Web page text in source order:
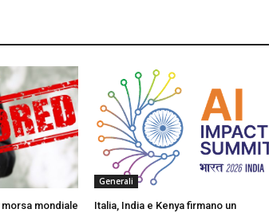
mondiale
Generali
Italia, India e Kenya firmano un